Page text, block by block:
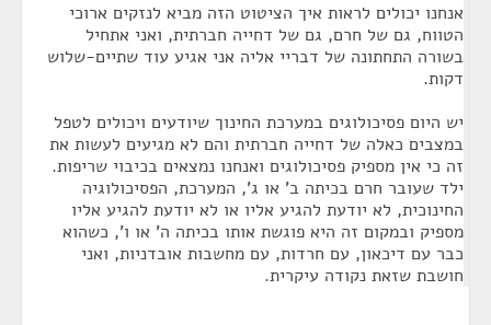
אנחנו יכולים לראות איך הציטוט הזה מביא לנזקים ארוכי
הטווח, גם של חרם, גם של דחייה חברתית, ואני אתחיל
בשורה התחתונה של דבריי אליה אני אגיע עוד שתיים-שלוש
דקות.
יש היום פסיכולוגים במערכת החינוך שיודעים ויכולים לטפל
במצבים כאלה של דחייה חברתית והם לא מגיעים לעשות את
זה כי אין מספיק פסיכולוגים ואנחנו נמצאים בכיבוי שריפות.
ילד שעובר חרם בכיתה ב' או ג', המערכת, הפסיכולוגיה
החינוכית, לא יודעת להגיע אליו או לא יודעת להגיע אליו
מספיק ובמקום זה היא פוגשת אותו בכיתה ה' או ו', כשהוא
כבר עם דיכאון, עם חרדות, עם מחשבות אובדניות, ואני
חושבת שזאת נקודה עיקרית.